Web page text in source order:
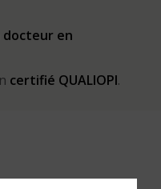
docteur en
certifié QUALIOPI.